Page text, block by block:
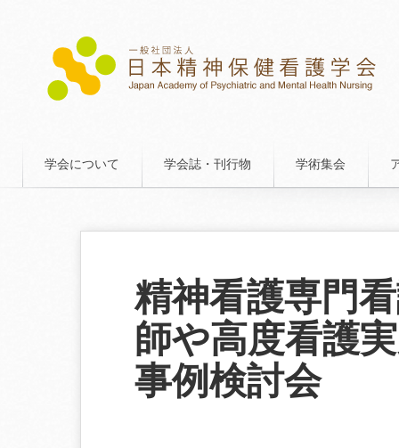
学会について 学会誌・刊行物 学術集会
精神看護専門
師や高度看護
事例検討会